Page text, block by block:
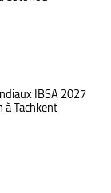
IBSA 2027
à Tachkent